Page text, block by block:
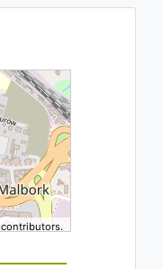
contributors.